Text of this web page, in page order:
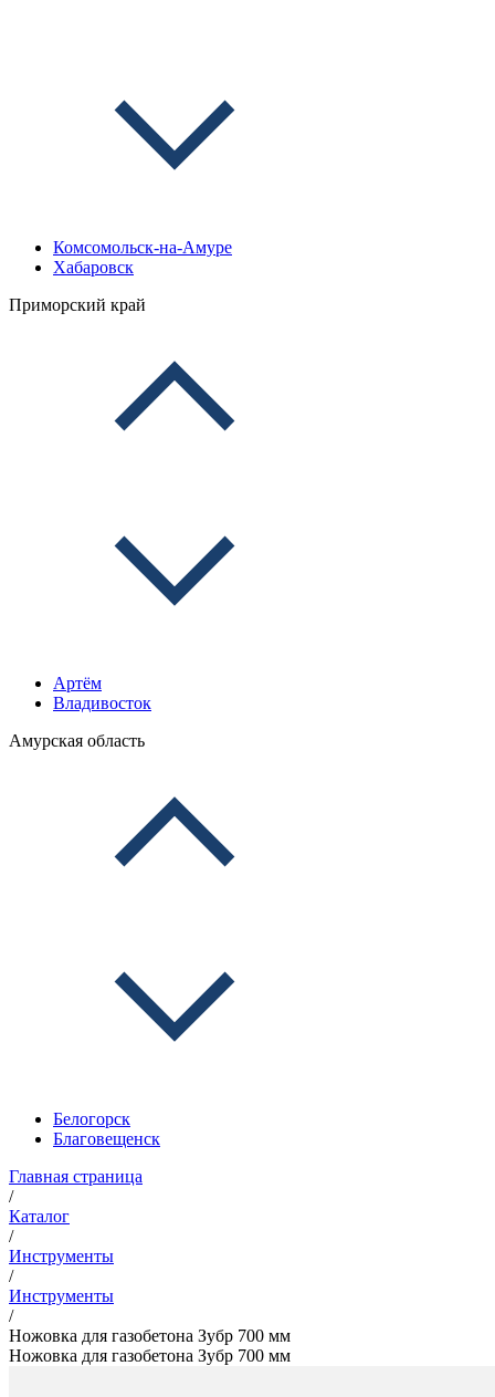
Комсомольск-на-Амуре
Хабаровск
Приморский край
Артём
Владивосток
Амурская область
Белогорск
Благовещенск
Главная страница
/
Каталог
/
Инструменты
/
Инструменты
/
Ножовка для газобетона Зубр 700 мм
Ножовка для газобетона Зубр 700 мм